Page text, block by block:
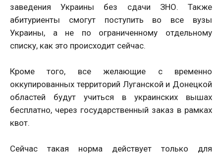
заведения Украины без сдачи ЗНО. Также
абитуриенты смогут поступить во все вузы
Украины, а не по ограниченному отдельному
списку, как это происходит сейчас.
Кроме того, все желающие с временно
оккупированных территорий Луганской и Донецкой
областей будут учиться в украинских вышах
бесплатно, через государственный заказ в рамках
квот.
Сейчас такая норма действует только для